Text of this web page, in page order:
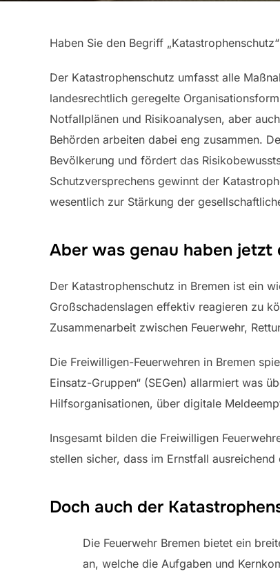
Haben Sie den Begriff
Der Katastrophenschutz umfasst alle
landesrechtlich geregelte
Notfallplänen und Risikoanalysen, aber
Behörden arbeiten dabei eng zusammen.
Bevölkerung und fördert das
Schutzversprechens gewinnt der
wesentlich zur Stärkung der
Aber was genau haben jetzt
Der Katastrophenschutz in Bremen ist ein
Großschadenslagen effektiv reagieren zu
Zusammenarbeit zwischen Feuerwehr,
Die Freiwilligen-Feuerwehren in Bremen
Einsatz-Gruppen“ (SEGen) allarmiert was
Hilfsorganisationen, über digitale
Insgesamt bilden die Freiwilligen
stellen sicher, dass im Ernstfall
Doch auch der
Die Feuerwehr Bremen bietet ein
an, welche die Aufgaben und